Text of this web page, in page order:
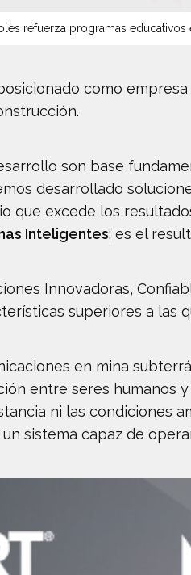
refuerza programas
como
son base
desarrollado
que excede los
Inteligentes; es el
Innovadoras,
superiores a las
en mina
entre seres humanos
ni las condiciones
sistema capaz de